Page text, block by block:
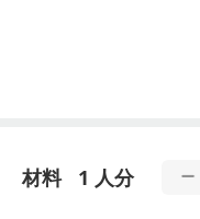
材料 1 人分